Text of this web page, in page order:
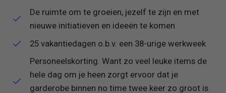
De ruimte om te groeien, jezelf te zijn en met
nieuwe initiatieven en ideeën te komen
25 vakantiedagen o.b.v. een 38-urige werkweek
Personeelskorting. Want zo veel leuke items de
hele dag om je heen zorgt ervoor dat je
garderobe binnen no time twee keer zo groot is